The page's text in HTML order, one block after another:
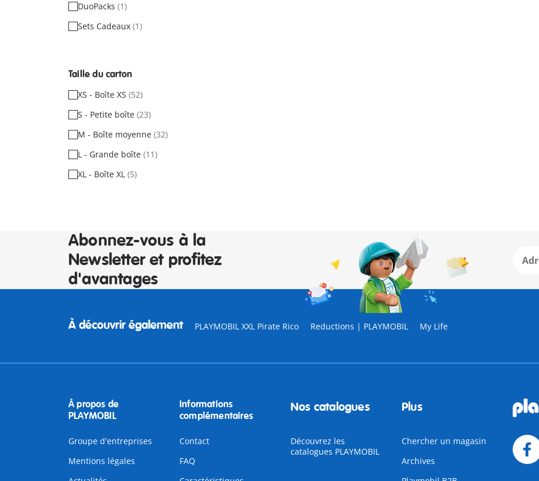
DuoPacks (1)
Sets Cadeaux (1)
Taille du carton
XS - Boîte XS (52)
S - Petite boîte (23)
M - Boîte moyenne (32)
L - Grande boîte (11)
XL - Boîte XL (5)
Abonnez-vous à la
Newsletter et profitez
d'avantages
À découvrir également PLAYMOBIL XXL Pirate Rico Reductions | PLAYMOBIL My Life
À propos de
PLAYMOBIL
Groupe d'entreprises
Mentions légales
Informations
complémentaires
Contact
FAQ
Nos catalogues
Découvrez les
catalogues PLAYMOBIL
Plus
Chercher un magasin
Archives